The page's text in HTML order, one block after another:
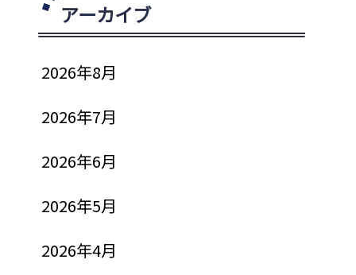
アーカイブ
2026年8月
2026年7月
2026年6月
2026年5月
2026年4月